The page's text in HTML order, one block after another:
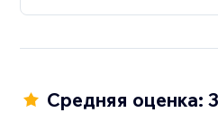
Средняя оценка: